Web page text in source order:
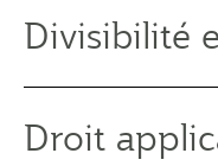
Divisibilité
Droit